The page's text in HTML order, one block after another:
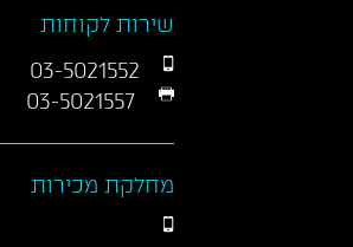
שירות לקוחות
מחלקת מכירות